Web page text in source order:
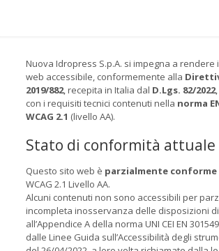
Nuova Idropress S.p.A. si impegna a rendere
web accessibile, conformemente alla
2019/882, recepita in Italia dal D.Lgs. 82/2022
con i requisiti tecnici contenuti nella norma
WCAG 2.1 (livello AA).
Stato di conformità attuale
Questo sito web è parzialmente conforme
WCAG 2.1 Livello AA.
Alcuni contenuti non sono accessibili per
incompleta inosservanza delle disposizioni
all’Appendice A della norma UNI CEI EN
dalle Linee Guida sull’Accessibilità degli